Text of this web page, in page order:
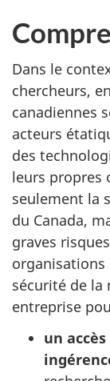
Dans le
chercheurs,
canadiennes
acteurs
des
leurs propres
seulement la
du Canada,
graves
organisations
sécurité de la
entreprise
un